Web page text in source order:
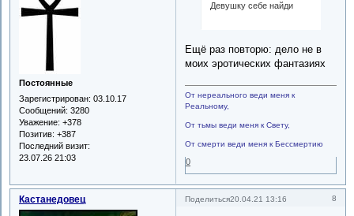
Постоянные
Зарегистрирован: 03.10.17
Сообщений: 3280
Уважение: +378
Позитив: +387
Последний визит:
23.07.26 21:03
Девушку себе найди
Ещё раз повторю: дело не в
моих эротических фантазиях
От нереального веди меня к
Реальному,
От тьмы веди меня к Свету,
От смерти веди меня к Бессмертию
0
Поделиться 8
20.04.21 13:16
Кастанедовец